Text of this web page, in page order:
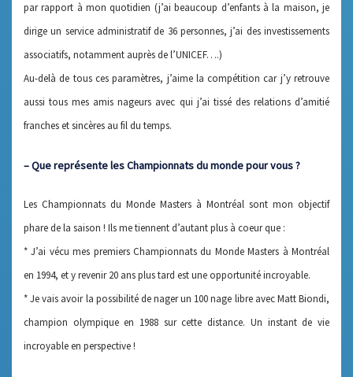
par rapport à mon quotidien (j’ai beaucoup d’enfants à la maison, je
dirige un service administratif de 36 personnes, j’ai des investissements
associatifs, notamment auprès de l’UNICEF….)
Au-delà de tous ces paramètres, j’aime la compétition car j’y retrouve
aussi tous mes amis nageurs avec qui j’ai tissé des relations d’amitié
franches et sincères au fil du temps.
– Que représente les Championnats du monde pour vous ?
Les Championnats du Monde Masters à Montréal sont mon objectif
phare de la saison ! Ils me tiennent d’autant plus à coeur que :
* J’ai vécu mes premiers Championnats du Monde Masters à Montréal
en 1994, et y revenir 20 ans plus tard est une opportunité incroyable.
* Je vais avoir la possibilité de nager un 100 nage libre avec Matt Biondi,
champion olympique en 1988 sur cette distance. Un instant de vie
incroyable en perspective !